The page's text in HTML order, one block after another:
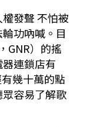
發聲 不怕被
功吶喊。目
GNR）的搖
連鎖店有
幾十萬的點
容易了解歌